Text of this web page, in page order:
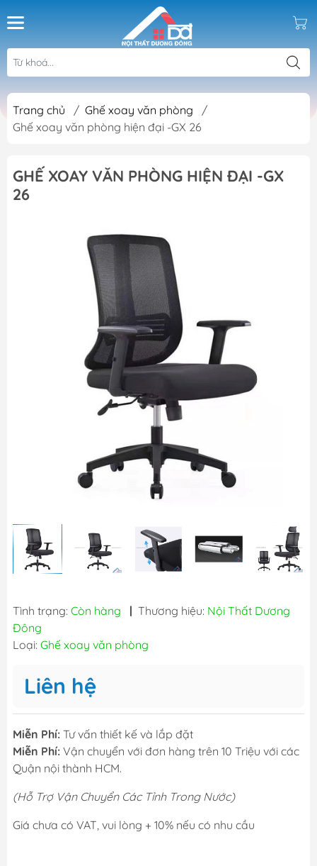
Trang chủ / Ghế xoay văn phòng
/
Ghế xoay văn phòng hiện đại -GX 26
GHẾ XOAY VĂN PHÒNG HIỆN ĐẠI -GX
26
Tình trạng: Còn hàng | Thương hiệu: Nội Thất Dương
Đông
Loại: Ghế xoay văn phòng
Liên hệ
Miễn Phí: Tư vấn thiết kế và lắp đặt
Miễn Phí: Vận chuyển với đơn hàng trên 10 Triệu với các
Quận nội thành HCM.
(Hỗ Trợ Vận Chuyển Các Tỉnh Trong Nước)
Giá chưa có VAT, vui lòng + 10% nếu có nhu cầu